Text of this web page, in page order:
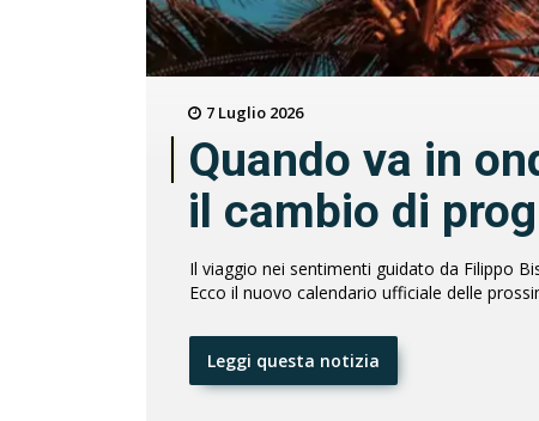
7 Luglio 2026
Quando va in
il cambio di
Il viaggio nei sentimenti guidato da Filippo
Ecco il nuovo calendario ufficiale delle
Leggi questa notizia